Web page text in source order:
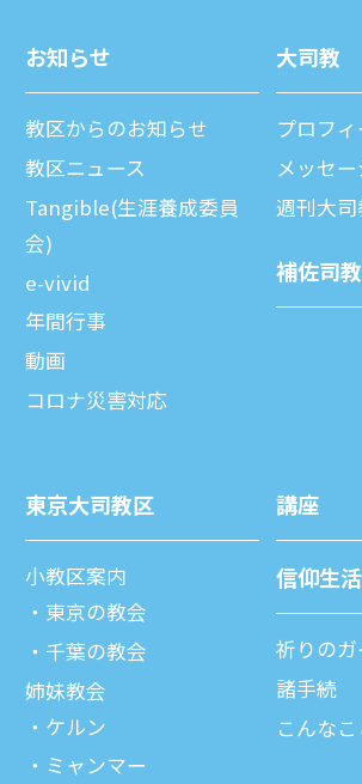
お知らせ
教区からのお知らせ
教区ニュース
Tangible(生涯養成委員
会)
e-vivid
年間⾏事
動画
コロナ災害対応
⼤司教
プロフ
メッセ
週刊⼤司
補佐司教
東京⼤司教区
⼩教区案内
東京の教会
千葉の教会
姉妹教会
ケルン
ミャンマー
講座
信仰⽣活
祈りのガ
諸⼿続
こんな